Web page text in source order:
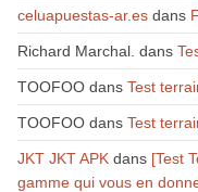
celuapuestas-ar.esdans
Richard Marchal. dans
TOOFOOdans Test
TOOFOOdans Test
JKT JKT APKdans [Test
gamme qui vous en